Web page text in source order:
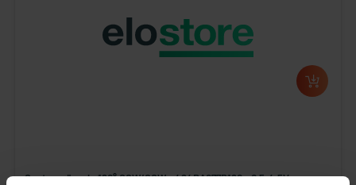
Capteur d'angle 120° CCW/CCW - 424RA077P120 - 0,5-4,5V